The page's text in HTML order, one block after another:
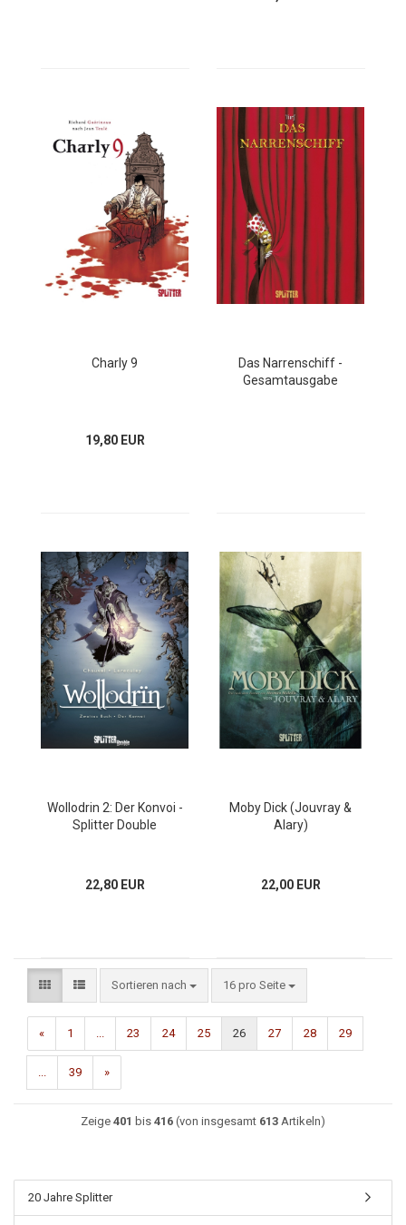
Charly 9
19,80 EUR
Das Narrenschiff -
Gesamtausgabe
Wollodrin 2: Der Konvoi -
Splitter Double
22,80 EUR
Moby Dick (Jouvray &
Alary)
22,00 EUR
Sortieren nach 16 pro Seite
« 1 ... 23 24 25 26 27 28 29
... 39 »
Zeige 401 bis 416 (von insgesamt 613 Artikeln)
20 Jahre Splitter